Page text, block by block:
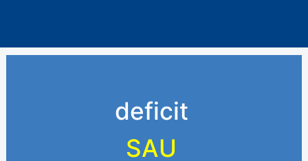
deficit
SAU